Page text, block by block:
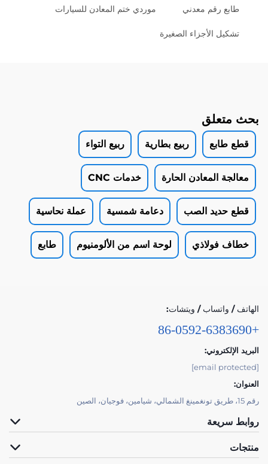
طابع رقم معدني موردي ختم المعادن للسيارات
تشكيل الأجزاء الصغيرة
بحث متعلق
قطع طابع ربيع بطارية ربيع التواء
معالجة المعادن الحارة خدمات CNC
قطع حديد الصب دعامة شمسية عملة نحاسية
خطاف فولاذي لوحة اسم من الألومنيوم طابع
الهاتف / واتساب / ويتشات:
+86-0592-6383690
البريد الإلكتروني:
[email protected]
العنوان:
رقم 15، طريق تونغمينغ الشمالي، شيامين، فوجيان، الصين
روابط سريعة
منتجات